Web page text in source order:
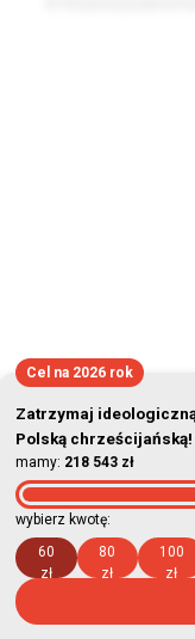
Cel na 2026 rok
Zatrzymaj
Polską chrześcijańską!
mamy: 218 543 zł
wybierz kwotę:
60
zł
80
zł
100
zł